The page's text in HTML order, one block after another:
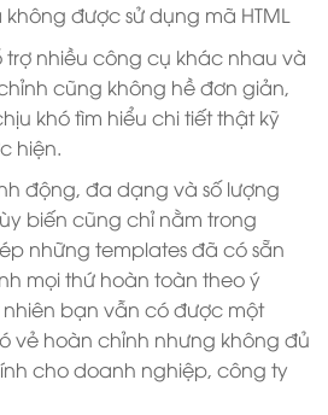
được sử dụng mã HTML
trợ nhiều công cụ khác nhau và
cũng không hề đơn giản,
khó tìm hiểu chi tiết thật kỹ
hiện.
động, đa dạng và số lượng
biến cũng chỉ nằm trong
những templates đã có sẵn
mọi thứ hoàn toàn theo ý
bạn vẫn có được một
vẻ hoàn chỉnh nhưng không đủ
cho doanh nghiệp, công ty